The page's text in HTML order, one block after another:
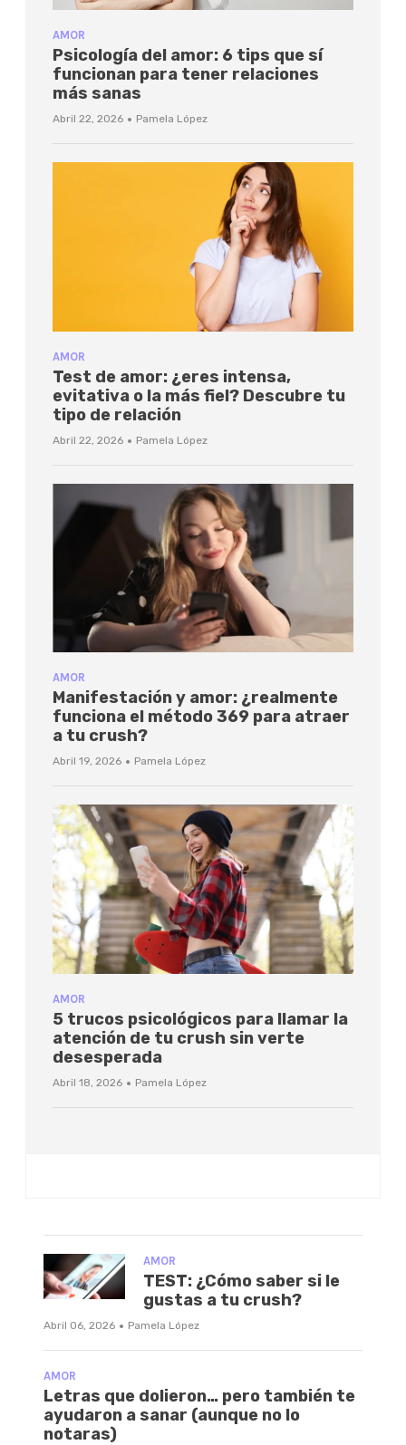
AMOR
Psicología del amor: 6 tips que sí
funcionan para tener relaciones
más sanas
Abril 22, 2026 · Pamela López
AMOR
Test de amor: ¿eres intensa,
evitativa o la más fiel? Descubre tu
tipo de relación
Abril 22, 2026 · Pamela López
AMOR
Manifestación y amor: ¿realmente
funciona el método 369 para atraer
a tu crush?
Abril 19, 2026 · Pamela López
AMOR
5 trucos psicológicos para llamar la
atención de tu crush sin verte
desesperada
Abril 18, 2026 · Pamela López
AMOR
TEST: ¿Cómo saber si le
gustas a tu crush?
Abril 06, 2026 · Pamela López
AMOR
Letras que dolieron… pero también te
ayudaron a sanar (aunque no lo
notaras)